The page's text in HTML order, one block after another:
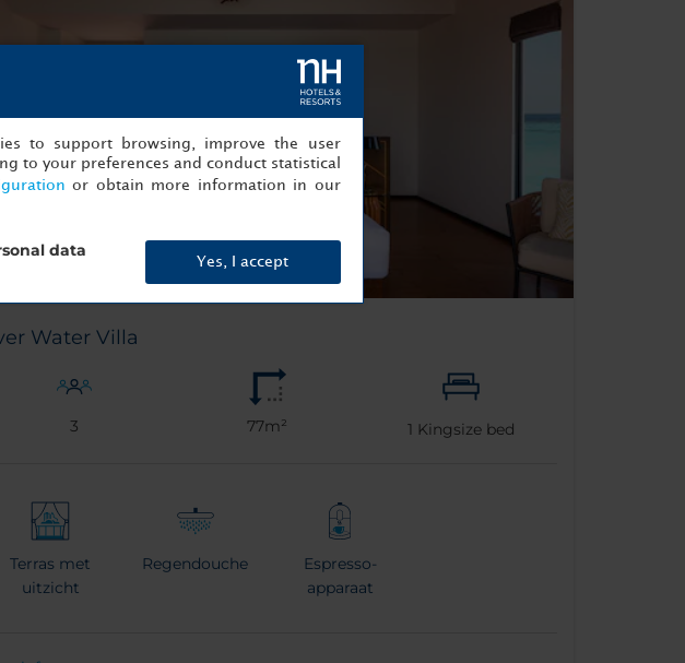
Water Villa
3 77m² 1 Kingsize bed
Terras met
uitzicht
Regendouche
Espresso-
apparaat
to support browsing, improve the user
to your preferences and conduct statistical
or obtain more information in our
data
Yes, I accept